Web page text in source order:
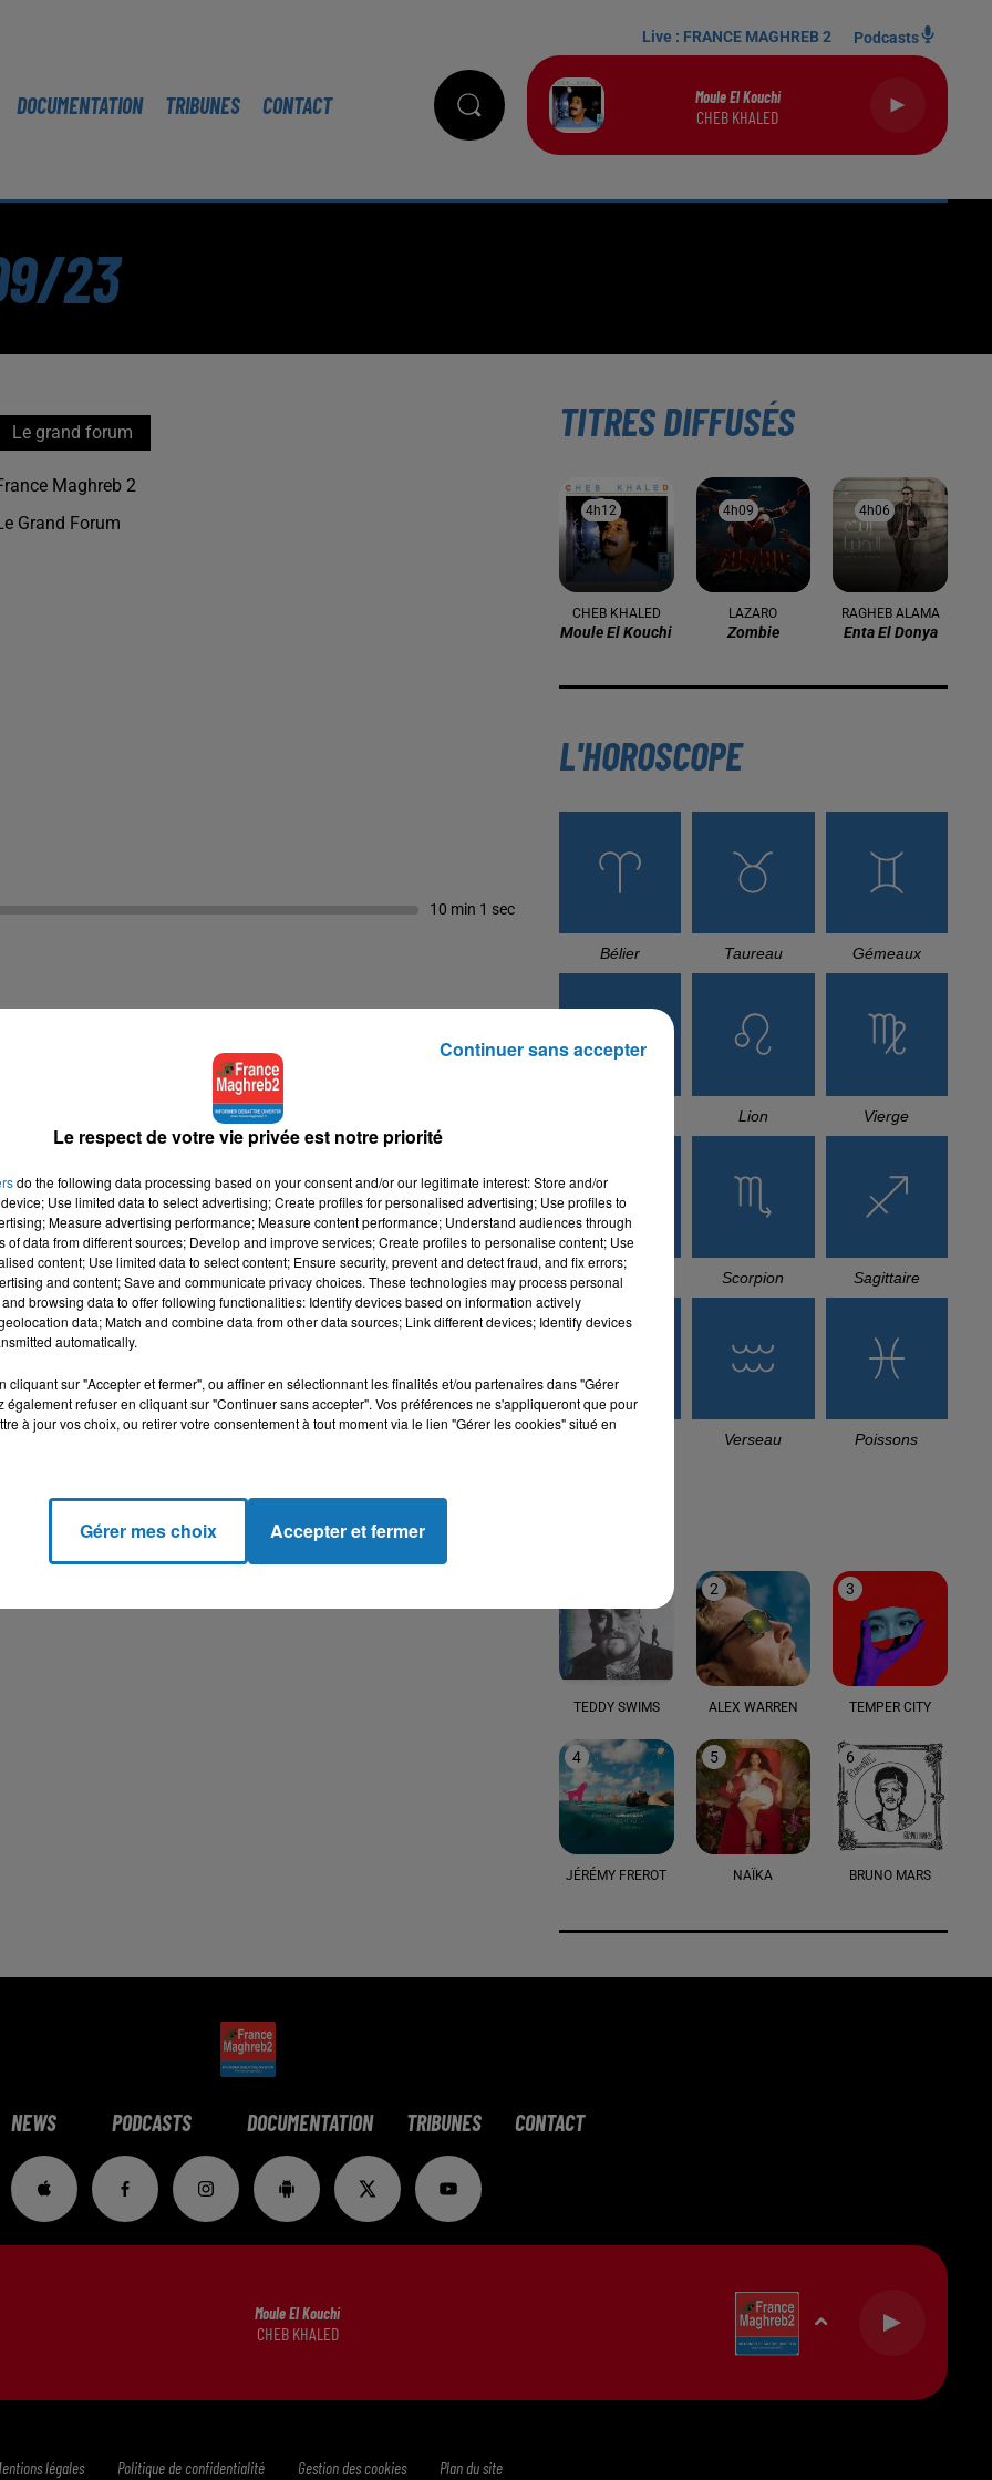
DOCUMENTATION TRIBUNES CONTACT
Live : FRANCE MAGHREB 2 Podcasts
Moule El Kouchi
CHEB KHALED
23
Le grand forum
Maghreb 2
Grand Forum
10 min 1 sec
TITRES DIFFUSÉS
4h12
4h12
CHEB KHALED
Moule El Kouchi
4h09
4h09
LAZARO
Zombie
4h06
4h06
RAGHEB ALAMA
Enta El Donya
L'HOROSCOPE
Bélier Taureau Gémeaux
Lion Vierge
Balance Scorpion Sagittaire
Verseau Poissons
TEDDY SWIMS
2
ALEX WARREN
3
TEMPER CITY
4
JÉRÉMY FREROT
5
NAÏKA
6
BRUNO MARS
NEWS PODCASTS DOCUMENTATION TRIBUNES CONTACT
Moule El Kouchi
CHEB KHALED
légales Politique de confidentialité Gestion des cookies Plan du site
Le respect de votre vie privée est notre priorité
do the following data processing based on your consent and/or our legitimate interest: Store and/or
Use limited data to select advertising; Create profiles for personalised advertising; Use profiles to
Measure advertising performance; Measure content performance; Understand audiences through
of data from different sources; Develop and improve services; Create profiles to personalise content; Use
content; Use limited data to select content; Ensure security, prevent and detect fraud, and fix errors;
and content; Save and communicate privacy choices. These technologies may process personal
browsing data to offer following functionalities: Identify devices based on information actively
data; Match and combine data from other data sources; Link different devices; Identify devices
automatically.
cliquant sur "Accepter et fermer", ou affiner en sélectionnant les finalités et/ou partenaires dans "Gérer
également refuser en cliquant sur "Continuer sans accepter". Vos préférences ne s'appliqueront que pour
à jour vos choix, ou retirer votre consentement à tout moment via le lien "Gérer les cookies" situé en
Gérer mes choix Accepter et fermer
Continuer sans accepter